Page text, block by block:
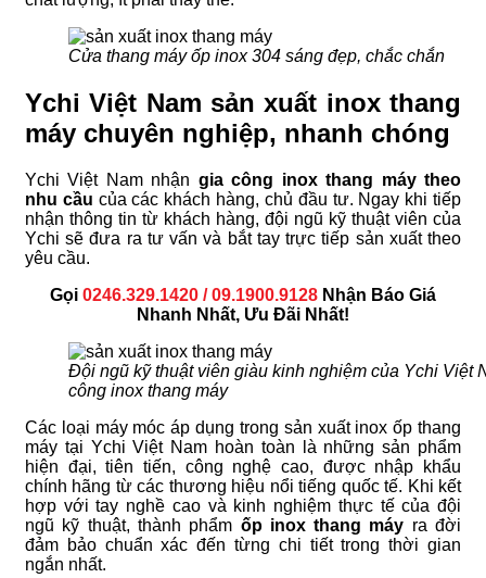
Cửa thang máy ốp inox 304 sáng đẹp, chắc chắn
Ychi Việt Nam sản xuất inox thang
máy chuyên nghiệp, nhanh chóng
Ychi Việt Nam nhận gia công inox thang máy theo
nhu cầu của các khách hàng, chủ đầu tư. Ngay khi tiếp
nhận thông tin từ khách hàng, đội ngũ kỹ thuật viên của
Ychi sẽ đưa ra tư vấn và bắt tay trực tiếp sản xuất theo
yêu cầu.
Gọi 0246.329.1420 / 09.1900.9128 Nhận Báo Giá
Nhanh Nhất, Ưu Đãi Nhất!
Đội ngũ kỹ thuật viên giàu kinh nghiệm của Ychi Việt
công inox thang máy
Các loại máy móc áp dụng trong sản xuất inox ốp thang
máy tại Ychi Việt Nam hoàn toàn là những sản phẩm
hiện đại, tiên tiến, công nghệ cao, được nhập khẩu
chính hãng từ các thương hiệu nổi tiếng quốc tế. Khi kết
hợp với tay nghề cao và kinh nghiệm thực tế của đội
ngũ kỹ thuật, thành phẩm ốp inox thang máy ra đời
đảm bảo chuẩn xác đến từng chi tiết trong thời gian
ngắn nhất.